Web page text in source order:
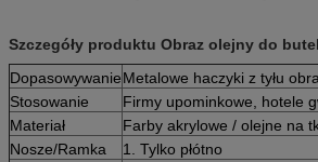
Szczegóły produktu Obraz olejny do
DopasowywanieMetalowe haczyki z tyłu
Stosowanie
Firmy upominkowe, hotele
Materiał
Farby akrylowe / olejne na
Nosze/Ramka
1. Tylko płótno